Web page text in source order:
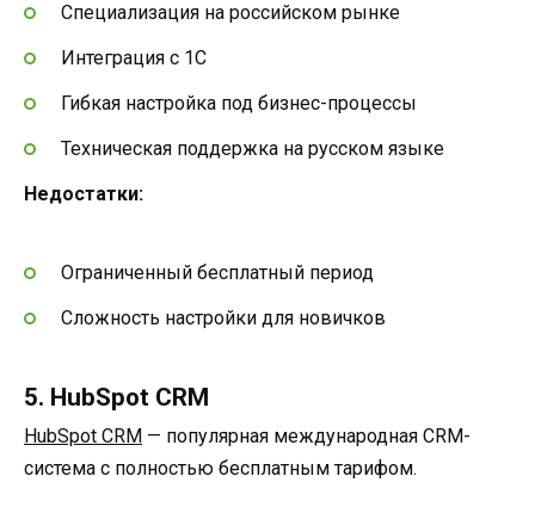
Специализация на российском рынке
Интеграция с 1С
Гибкая настройка под бизнес-процессы
Техническая поддержка на русском языке
Недостатки:
Ограниченный бесплатный период
Сложность настройки для новичков
5. HubSpot CRM
HubSpot CRM — популярная международная CRM-
система с полностью бесплатным тарифом.